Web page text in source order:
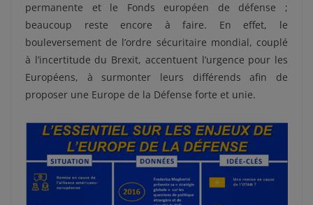
permanente et le Fonds européen de défense ;
beaucoup reste encore à faire. En effet, le
bouleversement de l’ordre sécuritaire mondial, couplé
à l’incertitude du Brexit, accentuent l’urgence pour les
Européens, à surmonter leurs différends afin de
proposer une Europe de la Défense forte et unie.